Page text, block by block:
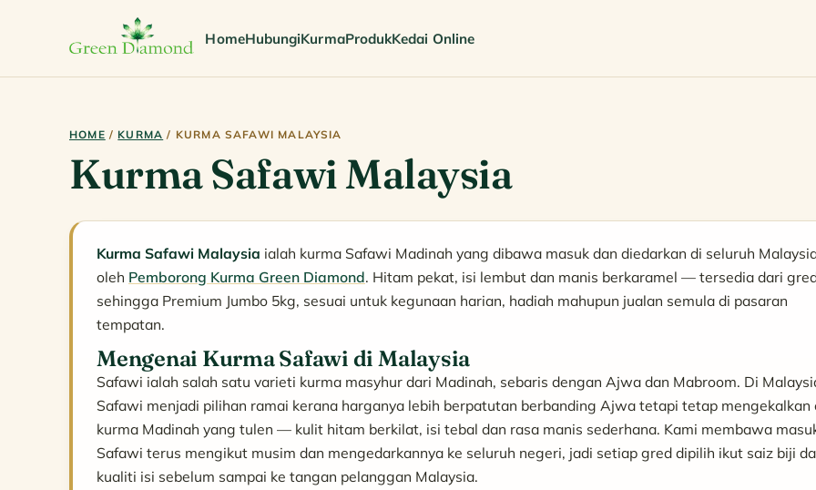
HomeHubungiKurmaProdukKedai Online
HOME / KURMA / KURMA SAFAWI MALAYSIA
Kurma Safawi Malaysia
Kurma Safawi Malaysia ialah kurma Safawi Madinah yang dibawa masuk dan diedarkan di seluruh
oleh Pemborong Kurma Green Diamond. Hitam pekat, isi lembut dan manis berkaramel — tersedia dari
sehingga Premium Jumbo 5kg, sesuai untuk kegunaan harian, hadiah mahupun jualan semula di pasaran
tempatan.
Mengenai Kurma Safawi di Malaysia
Safawi ialah salah satu varieti kurma masyhur dari Madinah, sebaris dengan Ajwa dan Mabroom. Di
Safawi menjadi pilihan ramai kerana harganya lebih berpatutan berbanding Ajwa tetapi tetap mengekalkan
kurma Madinah yang tulen — kulit hitam berkilat, isi tebal dan rasa manis sederhana. Kami membawa
Safawi terus mengikut musim dan mengedarkannya ke seluruh negeri, jadi setiap gred dipilih ikut saiz biji
kualiti isi sebelum sampai ke tangan pelanggan Malaysia.